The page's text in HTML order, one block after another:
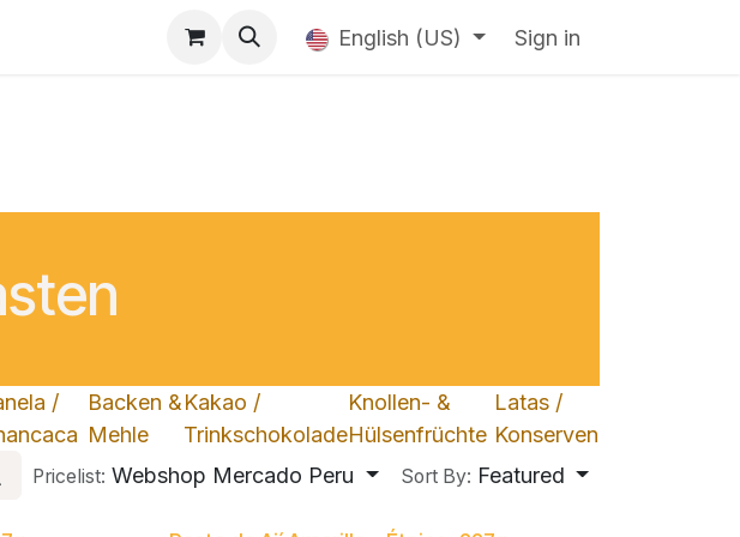
English (US) Sign in
/
Backen &
Mehle
Kakao /
Trinkschokolade
Knollen- &
Hülsenfrüchte
Latas /
Konserven
Pricelist: Webshop Mercado Peru Sort By: Featured